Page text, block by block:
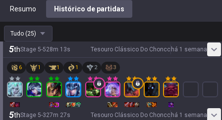
Resumo Histórico de partidas
Tudo (25)
5thStage 5-528m 13s Tesouro Clássico Do Choncc há 1 semana
6 1 1 1 2 3
5thStage 5-327m 27s Tesouro Clássico Do Choncc há 1 semana